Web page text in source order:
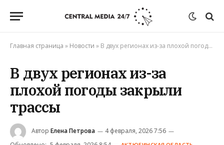
Главная страница » Новости » В двух регионах из-за плохой погоды закрыли трассы
В двух регионах из-за
плохой погоды закрыли
трассы
Автор Елена Петрова
4 февраля, 2026 7:56